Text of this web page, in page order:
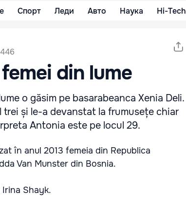
Спорт Леди Авто Наука Hi-Tech
din lume
o găsim pe basarabeanca Xenia Deli.
și le-a devanstat la frumusețe chiar
Antonia este pe locul 29.
în anul 2013 femeia din Republica
Van Munster din Bosnia.
Shayk.